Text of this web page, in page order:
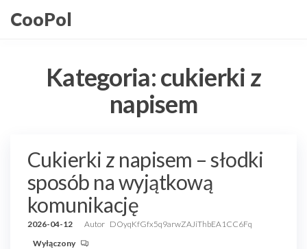
doCooPol
Kategoria:cukierki z
napisem
Cukierki z napisem – słodki
sposób na wyjątkową
komunikację
2026-04-12 Autor DOyqKfGfx5q9arwZAJiThbEA1CC6Fq
Wyłączony